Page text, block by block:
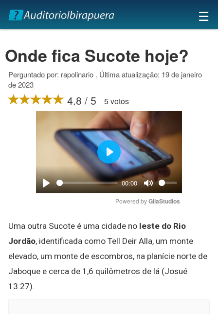
×
☰
Onde fica Sucote hoje?
Perguntado por: rapolinario . Última atualização: 19 de janeiro
de 2023
4.8 / 5 5 votos
Play
00:00
Mute
Play
Powered by GliaStudios
Uma outra Sucote é uma cidade no leste do Rio
Jordão, identificada como Tell Deir Alla, um monte
elevado, um monte de escombros, na planície norte de
Jaboque e cerca de 1,6 quilômetros de lá (Josué
13:27).